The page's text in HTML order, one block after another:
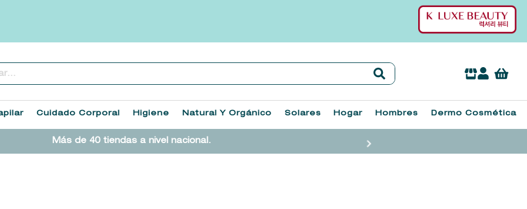
Cuidado Corporal Higiene Natural Y Orgánico Solares Hogar Hombres Dermo Cosmética
Más de 40 tiendas a nivel nacional.
1.
heathcote
sol ipanema
3.
cleanance